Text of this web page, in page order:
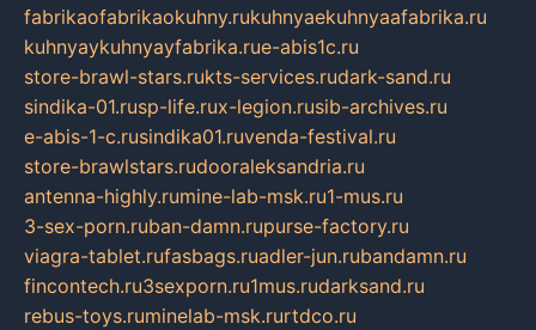
fabrikaofabrikaokuhny.rukuhnyaekuhnyaafabrika.ru
kuhnyaykuhnyayfabrika.rue-abis1c.ru
store-brawl-stars.rukts-services.rudark-sand.ru
sindika-01.rusp-life.rux-legion.rusib-archives.ru
e-abis-1-c.rusindika01.ruvenda-festival.ru
store-brawlstars.rudooraleksandria.ru
antenna-highly.rumine-lab-msk.ru1-mus.ru
3-sex-porn.ruban-damn.rupurse-factory.ru
viagra-tablet.rufasbags.ruadler-jun.rubandamn.ru
fincontech.ru3sexporn.ru1mus.rudarksand.ru
rebus-toys.ruminelab-msk.rurtdco.ru